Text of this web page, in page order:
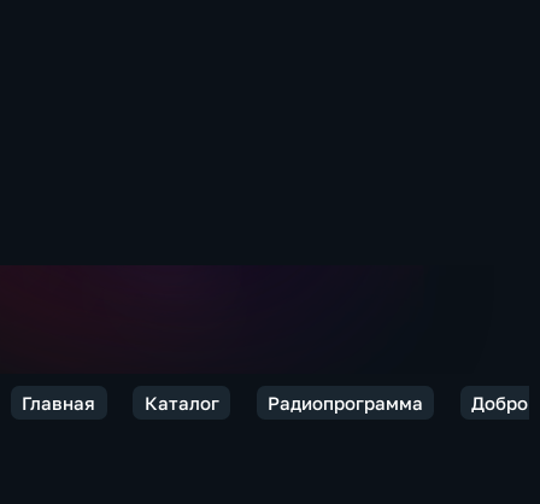
Главная Каталог Радиопрограмма Добро